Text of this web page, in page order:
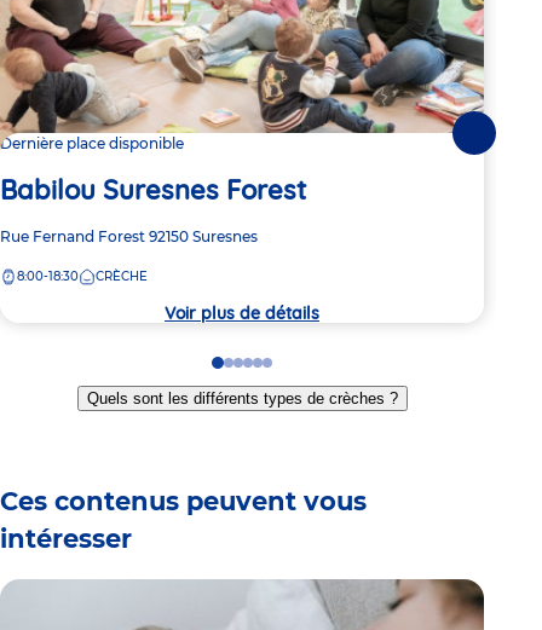
Dernière place disponible
Babilou Suresnes Forest
Adresse
la
Rue Fernand Forest 92150 Suresnes
8:00-18:30 CRÈCHE
Voir plus de détails
Go
to
slide
Go
to
slide
Go
to
slide
Go
to
slide
Go
to
slide
Go
to
slide
Quels sont les différents types de crèches ?
Ces contenus peuvent vous
intéresser